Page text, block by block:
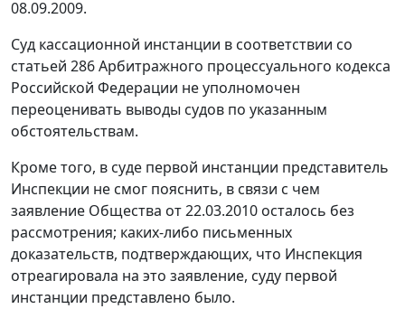
08.09.2009.
Суд кассационной инстанции в соответствии со
статьей 286Арбитражного процессуального кодекса
Российской Федерации не уполномочен
переоценивать выводы судов по указанным
обстоятельствам.
Кроме того, в суде первой инстанции представитель
Инспекции не смог пояснить, в связи с чем
заявление Общества от 22.03.2010 осталось без
рассмотрения; каких-либо письменных
доказательств, подтверждающих, что Инспекция
отреагировала на это заявление, суду первой
инстанции представлено было.